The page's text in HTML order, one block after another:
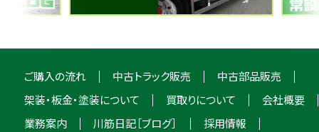
ご購入の流れ 中古トラック販売
中古部品販売
架装・板金・塗装について
買取りについて
会社概要
業務案内
川筋日記［ブログ］
採用情報